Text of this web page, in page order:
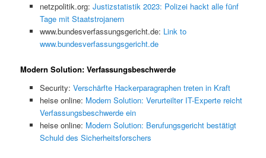
netzpolitik.org: Justizstatistik 2023: Polizei hackt alle fünf
Tage mit Staatstrojanern
www.bundesverfassungsgericht.de: Link to
www.bundesverfassungsgericht.de
Modern Solution: Verfassungsbeschwerde
Security: Verschärfte Hackerparagraphen treten in Kraft
heise online: Modern Solution: Verurteilter IT-Experte reicht
Verfassungsbeschwerde ein
heise online: Modern Solution: Berufungsgericht bestätigt
Schuld des Sicherheitsforschers